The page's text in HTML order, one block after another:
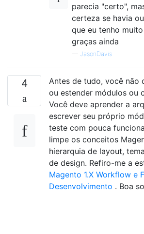
parecia "certo",
certeza se havia
que eu tenho
graças ainda
— JasonDavis
4
Antes de tudo, você não
ou estender módulos ou
Você deve aprender a
escrever seu próprio
teste com pouca
limpe os conceitos
hierarquia de layout,
de design. Refiro-me a
Magento 1.X Workflow e
Desenvolvimento . Boa